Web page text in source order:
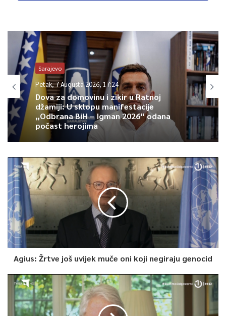
S obzirom da se suočavamo s prikrivanjem i relativiziranjem
zločina, zaključio je da je neophodno doniijeti zakon o
negiranju genocida. U tom pravcu političari, po njegovim
riječima, trebaju raditi u narednom periodu.
0
Article Rating
Sarajevo
Petak, 7 Augusta 2026, 17:24
Dova za domovinu i zikir u Ratnoj
džamiji: U sklopu manifestacije
„Odbrana BiH – Igman 2026“ odana
počast herojima
Agius: Žrtve još uvijek muče oni koji negiraju genocid